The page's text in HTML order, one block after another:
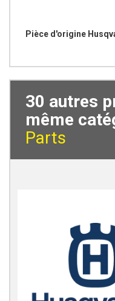
Pièce d'origine
30 autres
même
Parts